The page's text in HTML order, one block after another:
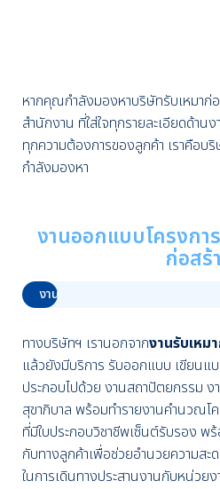
หากคุณกำลังมองหาบริษัทรับเหมาก่
สำนักงาน ที่ใส่ใจทุกรายละเอียดด้าน
ทุกความต้องการของลูกค้า เราคือบ
กำลังมองหา
งานออกแบบโครงก
ก่อสร้
งานออกแบบ
ทางบริษัทฯ เรานอกจากงานรับเหม
แล้วยังมีบริการ รับออกแบบ เขียน
ประกอบไปด้วย งานสถาปัตยกรรม ง
สุขาภิบาล พร้อมทำรายงานคำนวณโ
ที่มีใบประกอบวิชาชีพเซ็นต์รับรอง
กับทางลูกค้าเพื่อช่วยอำนวยความสะด
ในการเดินทางประสานงานกับหน่วยง